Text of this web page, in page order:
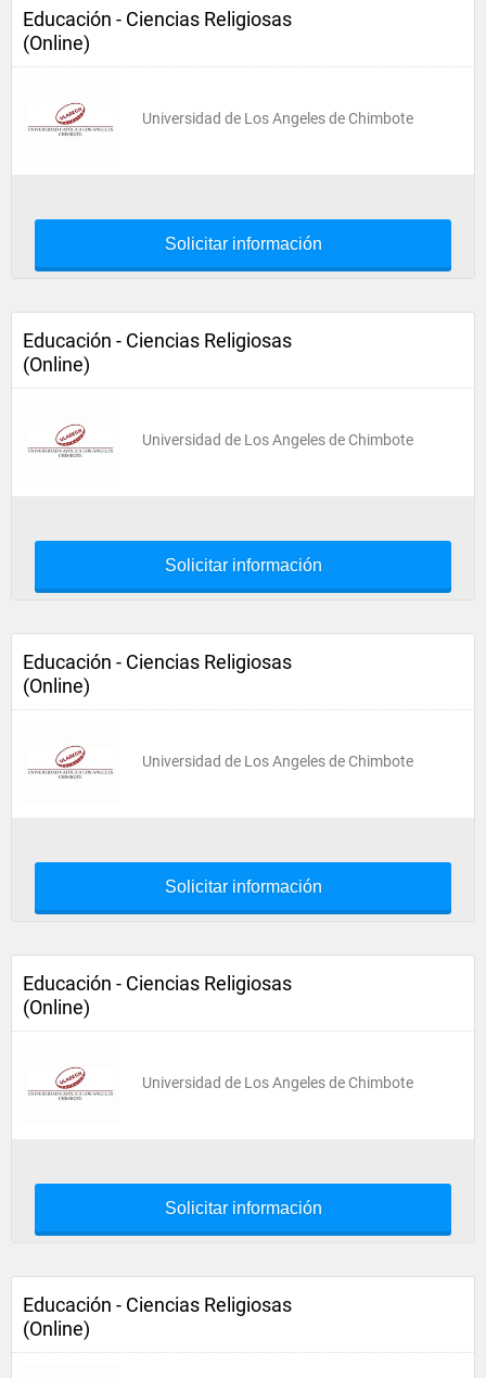
Educación - Ciencias Religiosas
(Online)
Universidad de Los Angeles de Chimbote
Solicitar información
Educación - Ciencias Religiosas
(Online)
Universidad de Los Angeles de Chimbote
Solicitar información
Educación - Ciencias Religiosas
(Online)
Universidad de Los Angeles de Chimbote
Solicitar información
Educación - Ciencias Religiosas
(Online)
Universidad de Los Angeles de Chimbote
Solicitar información
Educación - Ciencias Religiosas
(Online)